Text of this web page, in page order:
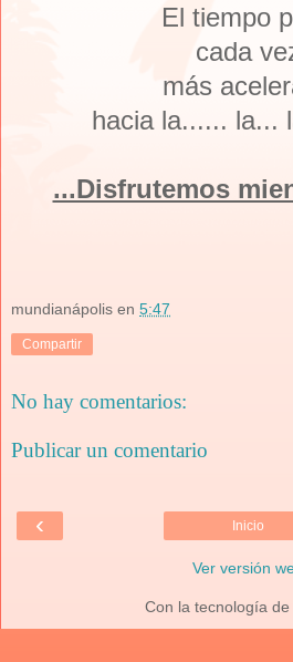
El tiempo
cada
más
hacia la...... la...
...Disfrutemos
mundianápolis en 5:47
Compartir
No hay comentarios:
Publicar un comentario
‹ Inicio
Ver versión
Con la tecnología de